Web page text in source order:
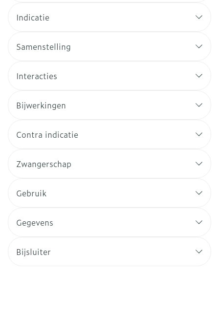
Indicatie
Samenstelling
Interacties
Bijwerkingen
Contra indicatie
Zwangerschap
Gebruik
Gegevens
Bijsluiter